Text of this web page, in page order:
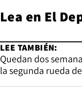
Lea en El
LEE TAMBIÉN:
Quedan dos
la segunda rueda